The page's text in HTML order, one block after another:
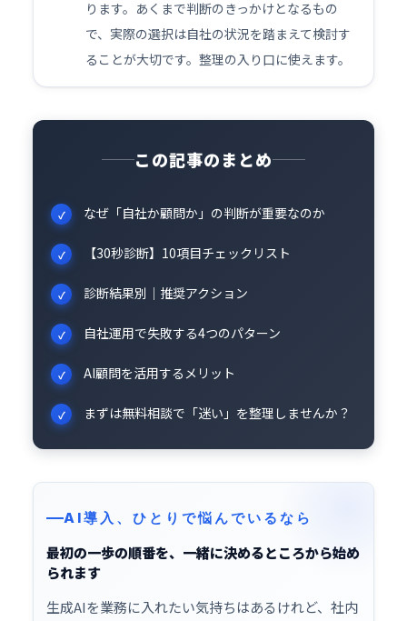
ります。あくまで判断のきっかけとなるもの
で、実際の選択は自社の状況を踏まえて検討す
ることが大切です。整理の入り口に使えます。
この記事のまとめ
なぜ「自社か顧問か」の判断が重要なのか
【30秒診断】10項目チェックリスト
診断結果別｜推奨アクション
自社運用で失敗する4つのパターン
AI顧問を活用するメリット
まずは無料相談で「迷い」を整理しませんか？
AI導入、ひとりで悩んでいるなら
最初の一歩の順番を、一緒に決めるところから始め
られます
生成AIを業務に入れたい気持ちはあるけれど、社内